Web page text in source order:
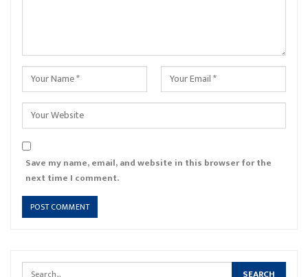
Save my name, email, and website in this browser for the
next time I comment.